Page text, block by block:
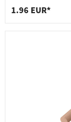
1.96 EUR*